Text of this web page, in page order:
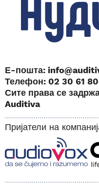
Е-пошта:
Телефон: 02 30 61
Сите права се
Auditiva
Пријатели на